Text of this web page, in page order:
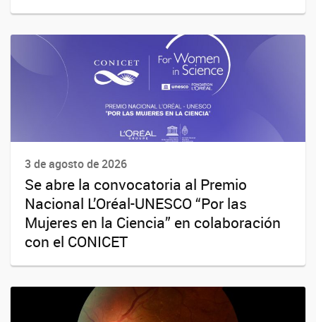
3 de agosto de 2026
Se abre la convocatoria al Premio
Nacional L’Oréal-UNESCO “Por las
Mujeres en la Ciencia” en colaboración
con el CONICET